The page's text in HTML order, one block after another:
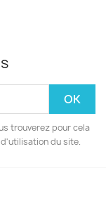
trouverez pour cela
du site.